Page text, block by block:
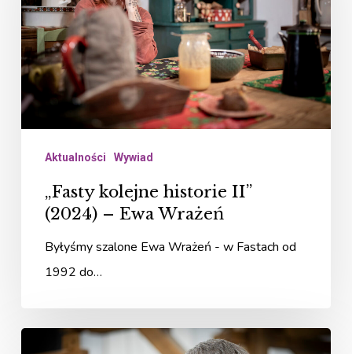
II”
(2024)
–
Ewa
Wrażeń
Aktualności Wywiad
„Fasty kolejne historie II”
(2024) – Ewa Wrażeń
Byłyśmy szalone Ewa Wrażeń - w Fastach od
1992 do…